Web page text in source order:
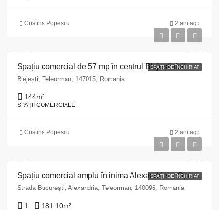
Cristina Popescu 2 ani ago
SPAȚII DE ÎNCHIRIAT
Spațiu comercial de 57 mp în centrul Blejeștiului!
Blejești, Teleorman, 147015, Romania
144m²
SPAȚII COMERCIALE
Cristina Popescu 2 ani ago
SPAȚII DE ÎNCHIRIAT
Spațiu comercial amplu în inima Alexandriei – Oportunitatea de a vă extinde afacerea!
Strada București, Alexandria, Teleorman, 140096, Romania
1 181.10m²